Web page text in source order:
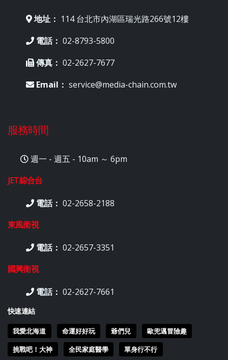
地址： 114 台北市內湖區瑞光路266號12樓
電話： 02-8793-5800
傳真： 02-2627-7677
Email： service@media-chain.com.tw
服務時間
週一 - 週五 - 10am ～ 6pm
JET綜合台
電話： 02-2658-2188
東風衛視
電話： 02-2657-3351
國興衛視
電話： 02-2627-7661
快速連結
我愛北海道 命運好好玩 爺們兒
歐兜邁冒險趣
挑戰吧！大神
全民家庭醫學 單身行不行